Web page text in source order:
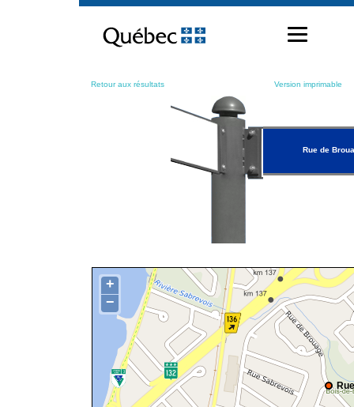
contenu
Retour aux résultats Version imprimable
Rue de
+
−